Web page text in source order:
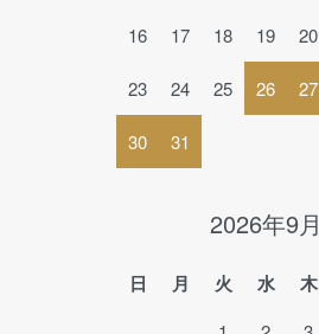
16 17 18 19 20
23 24 25 26 27
30 31
2026年9月
日 月 火 水 木